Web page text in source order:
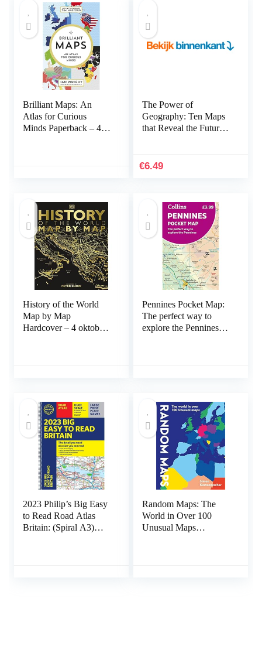
Brilliant Maps: An
Atlas for Curious
Minds Paperback – 4
The Power of
Geography: Ten Maps
that Reveal the Future
Geography (English
€6.49
History of the World
Map by Map
Hardcover – 4 oktober
Pennines Pocket Map:
The perfect way to
explore the Pennines
2023 Philip’s Big Easy
to Read Road Atlas
Britain: (Spiral A3)
Random Maps: The
World in Over 100
Unusual Maps